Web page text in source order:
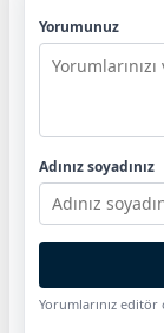
Yorumunuz
Adınız soyadınız
Yorumlarınız editör